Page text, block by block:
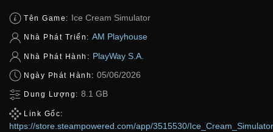
Tên Game: Ice Cream Simulator
Nhà Phát Triển: AM Playhouse
Nhà Phát Hành: PlayWay S.A.
Ngày Phát Hành: 05/06/2026
Dung Lượng: 8.1 GB
Link Gốc:
https://store.steampowered.com/app/3515530/